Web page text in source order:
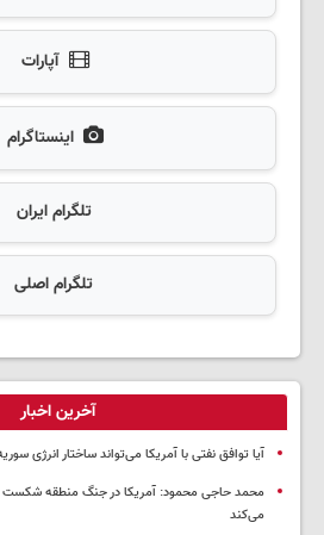
آپارات
اینستاگرام
تلگرام ایران
تلگرام اصلی
آخرین اخبار
آیا توافق نفتی با آمریکا می‌تواند ساختار انرژی
محمد حاجی محمود: آمریکا در جنگ منطقه شکست
می‌کند